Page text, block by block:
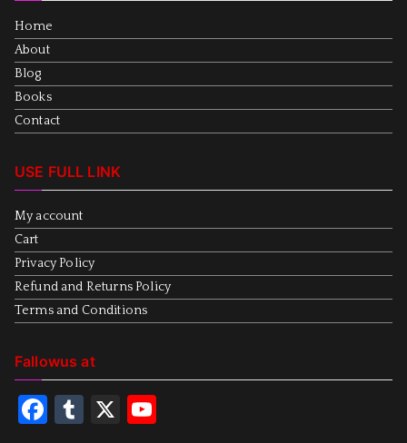
Home
About
Blog
Books
Contact
USE FULL LINK
My account
Cart
Privacy Policy
Refund and Returns Policy
Terms and Conditions
Fallowus at
F
T
X